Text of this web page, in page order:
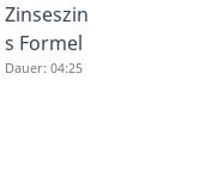
Zinseszin
s Formel
Dauer: 04:25